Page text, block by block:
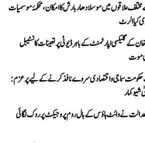
علاقوں میں موسلادھار بارش کا امکان، محکمۂ موسمیات
کیا الرٹ
کے گلیکسی اپارٹمنٹ کے باہر ڈیوٹی پر تعینات کانسٹیبل
موت
سماجی و اقتصادی سروے نافذ کرنے کے لیے پرعزم:
شیوکمار
نے وائٹ ہاؤس کے بال روم پروجیکٹ پر روک لگائی